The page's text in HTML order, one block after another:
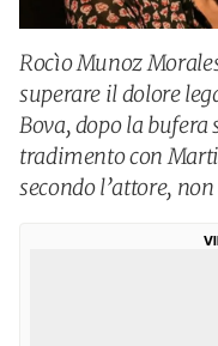
Rocìo Munoz
superare il dolore
Bova, dopo la
tradimento con
secondo l’attore,